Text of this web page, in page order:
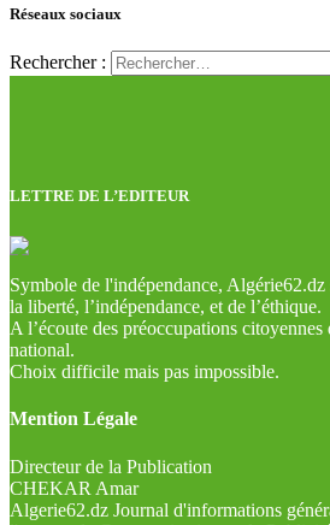
Réseaux sociaux
Rechercher :
LETTRE DE L’EDITEUR
Symbole de l'indépendance, Algérie62.dz
la liberté, l’indépendance, et de l’éthique.
A l’écoute des préoccupations citoyennes
national.
Choix difficile mais pas impossible.
Mention Légale
Directeur de la Publication
CHEKAR Amar
Algerie62.dz Journal d'informations